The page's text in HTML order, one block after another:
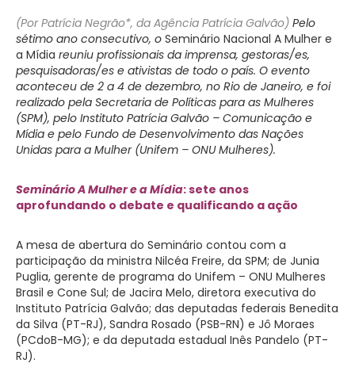
(Por Patrícia Negrão*, da Agência Patrícia Galvão) Pelo
sétimo ano consecutivo, o Seminário Nacional A Mulher e
a Mídia reuniu profissionais da imprensa, gestoras/es,
pesquisadoras/es e ativistas de todo o país. O evento
aconteceu de 2 a 4 de dezembro, no Rio de Janeiro, e foi
realizado pela Secretaria de Políticas para as Mulheres
(SPM), pelo Instituto Patrícia Galvão – Comunicação e
Mídia e pelo Fundo de Desenvolvimento das Nações
Unidas para a Mulher (Unifem – ONU Mulheres).
Seminário A Mulher e a Mídia: sete anos
aprofundando o debate e qualificando a ação
A mesa de abertura do Seminário contou com a
participação da ministra Nilcéa Freire, da SPM; de Junia
Puglia, gerente de programa do Unifem – ONU Mulheres
Brasil e Cone Sul; de Jacira Melo, diretora executiva do
Instituto Patrícia Galvão; das deputadas federais Benedita
da Silva (PT-RJ), Sandra Rosado (PSB-RN) e Jô Moraes
(PCdoB-MG); e da deputada estadual Inês Pandelo (PT-
RJ).